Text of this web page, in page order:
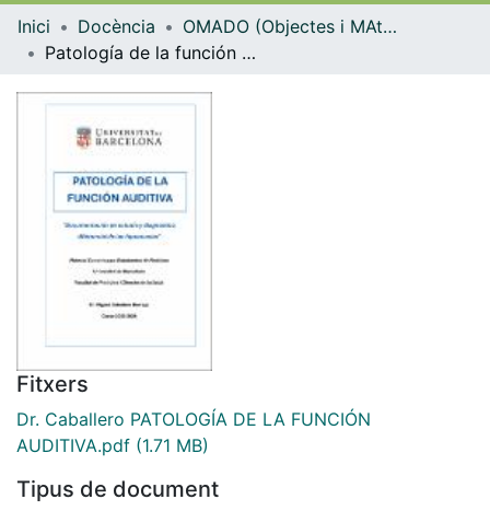
Navega per tot el DD
Inici Docència
OMADO (Objectes i MAterials DOcents)
Patología de la función auditiva
Fitxers
Dr. Caballero PATOLOGÍA DE LA FUNCIÓN
AUDITIVA.pdf (1.71 MB)
Tipus de document